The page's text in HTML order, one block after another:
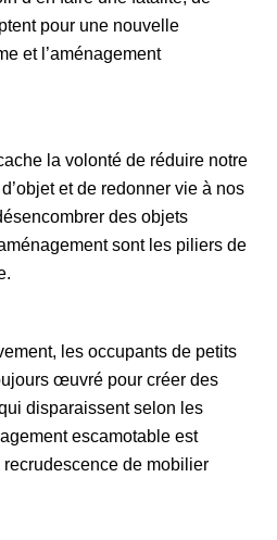
pour une nouvelle
et l’aménagement
la volonté de réduire notre
et de redonner vie à nos
des objets
sont les piliers de
les occupants de petits
œuvré pour créer des
disparaissent selon les
escamotable est
de mobilier